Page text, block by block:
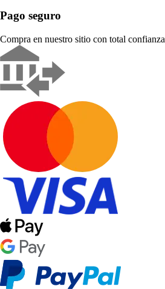
Pago seguro
Compra en nuestro sitio con total confianza